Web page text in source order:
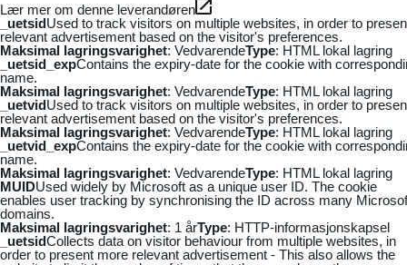
Lær mer om denne leverandøren
_uetsidUsed to track visitors on multiple websites, in order to
relevant advertisement based on the visitor's preferences.
Maksimal lagringsvarighet: VedvarendeType: HTML lokal lagring
_uetsid_expContains the expiry-date for the cookie with
name.
Maksimal lagringsvarighet: VedvarendeType: HTML lokal lagring
_uetvidUsed to track visitors on multiple websites, in order to
relevant advertisement based on the visitor's preferences.
Maksimal lagringsvarighet: VedvarendeType: HTML lokal lagring
_uetvid_expContains the expiry-date for the cookie with
name.
Maksimal lagringsvarighet: VedvarendeType: HTML lokal lagring
MUIDUsed widely by Microsoft as a unique user ID. The cookie
enables user tracking by synchronising the ID across many
domains.
Maksimal lagringsvarighet: 1 årType: HTTP-informasjonskapsel
_uetsidCollects data on visitor behaviour from multiple websites, in
order to present more relevant advertisement - This also allows the